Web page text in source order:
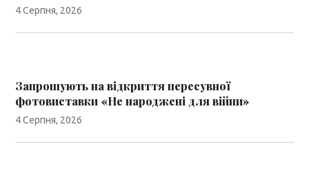
4 Серпня, 2026
Запрошують на відкриття пересувної
фотовиставки «Не народжені для війни»
4 Серпня, 2026